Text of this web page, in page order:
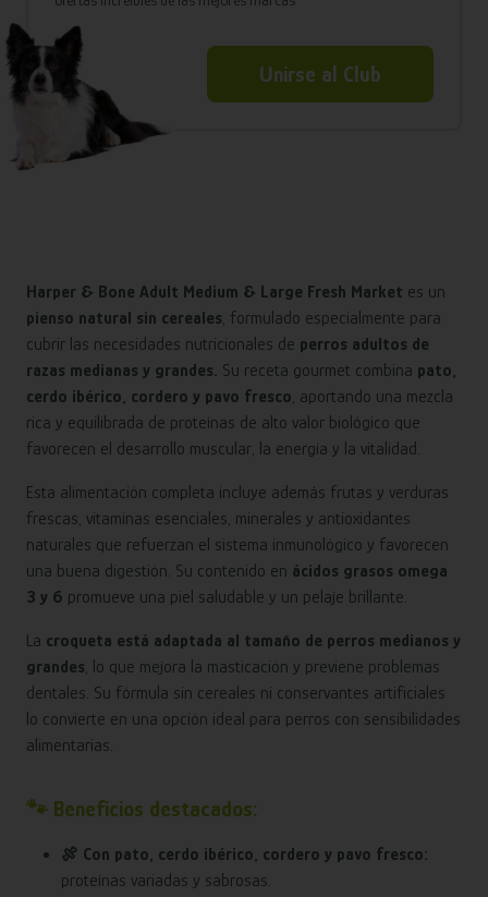
Unirse al Club
Harper & Bone Adult Medium & Large Fresh Market es un
pienso natural sin cereales, formulado especialmente para
cubrir las necesidades nutricionales de perros adultos de
razas medianas y grandes. Su receta gourmet combina pato,
cerdo ibérico, cordero y pavo fresco, aportando una mezcla
rica y equilibrada de proteínas de alto valor biológico que
favorecen el desarrollo muscular, la energía y la vitalidad.
Esta alimentación completa incluye además frutas y verduras
frescas, vitaminas esenciales, minerales y antioxidantes
naturales que refuerzan el sistema inmunológico y favorecen
una buena digestión. Su contenido en ácidos grasos omega
3 y 6 promueve una piel saludable y un pelaje brillante.
La croqueta está adaptada al tamaño de perros medianos y
grandes, lo que mejora la masticación y previene problemas
dentales. Su fórmula sin cereales ni conservantes artificiales
lo convierte en una opción ideal para perros con sensibilidades
alimentarias.
🐾 Beneficios destacados:
🍖 Con pato, cerdo ibérico, cordero y pavo fresco:
proteínas variadas y sabrosas.